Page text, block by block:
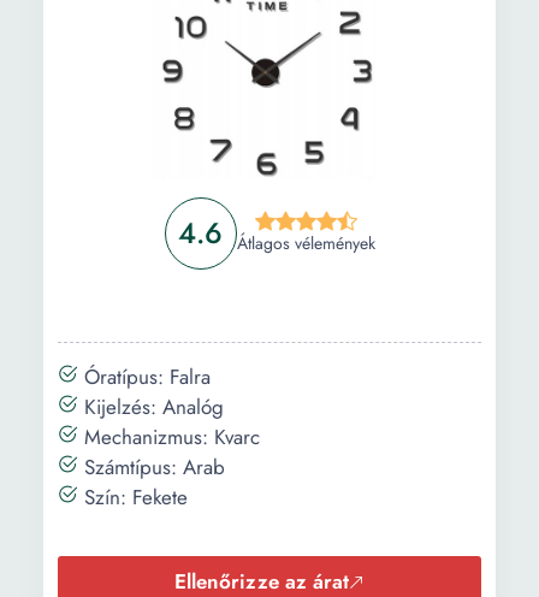
4.6 Átlagos vélemények
Óratípus: Falra
Kijelzés: Analóg
Mechanizmus: Kvarc
Számtípus: Arab
Szín: Fekete
Ellenőrizze az árat